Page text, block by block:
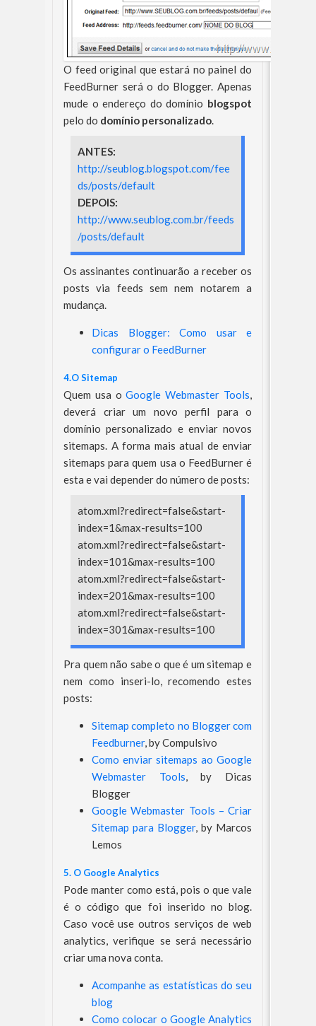
O feed original que estará no painel do
FeedBurner será o do Blogger. Apenas
mude o endereço do domínio blogspot
pelo do domínio personalizado.
ANTES:
http://seublog.blogspot.com/fee
ds/posts/default
DEPOIS:
http://www.seublog.com.br/feeds
/posts/default
Os assinantes continuarão a receber os
posts via feeds sem nem notarem a
mudança.
Dicas Blogger: Como usar e
configurar o FeedBurner
4.O Sitemap
Quem usa oGoogle Webmaster Tools,
deverá criar um novo perfil para o
domínio personalizado e enviar novos
sitemaps. A forma mais atual de enviar
sitemaps para quem usa o FeedBurner é
esta e vai depender do número de posts:
atom.xml?redirect=false&start-
index=1&max-results=100
atom.xml?redirect=false&start-
index=101&max-results=100
atom.xml?redirect=false&start-
index=201&max-results=100
atom.xml?redirect=false&start-
index=301&max-results=100
Pra quem não sabe o que é um sitemap e
nem como inseri-lo, recomendo estes
posts:
Sitemap completo no Blogger com
Feedburner, by Compulsivo
Como enviar sitemaps ao Google
Webmaster Tools, by Dicas
Blogger
Google Webmaster Tools – Criar
Sitemap para Blogger, by Marcos
Lemos
5. O Google Analytics
Pode manter como está, pois o que vale
é o código que foi inserido no blog.
Caso você use outros serviços de web
analytics, verifique se será necessário
criar uma nova conta.
Acompanhe as estatísticas do seu
blog
Como colocar o Google Analytics